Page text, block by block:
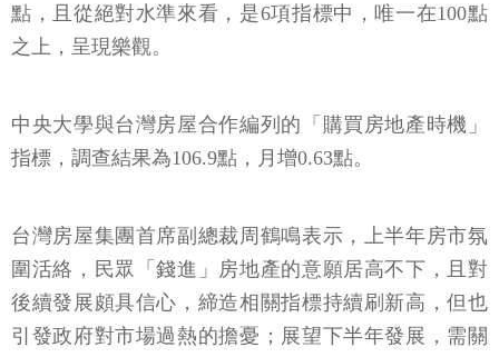
點，且從絕對水準來看，是6項指標中，唯一在100點
之上，呈現樂觀。
中央大學與台灣房屋合作編列的「購買房地產時機」
指標，調查結果為106.9點，月增0.63點。
台灣房屋集團首席副總裁周鶴鳴表示，上半年房市氛
圍活絡，民眾「錢進」房地產的意願居高不下，且對
後續發展頗具信心，締造相關指標持續刷新高，但也
引發政府對市場過熱的擔憂；展望下半年發展，需關